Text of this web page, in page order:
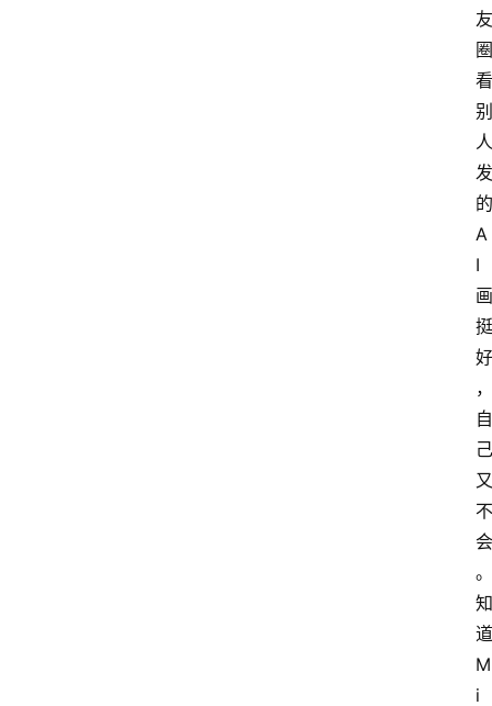
友
圈
看
别
人
发
的
A
I
画
挺
好
，
自
己
又
不
会
。
知
道
M
i